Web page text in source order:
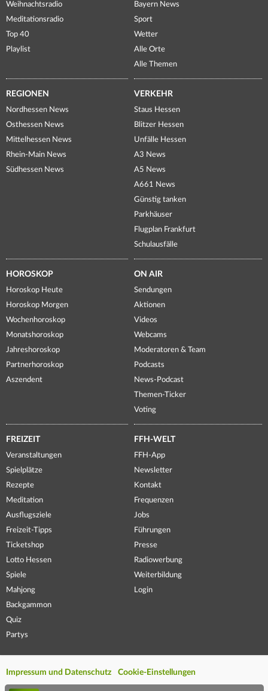
Weihnachtsradio
Meditationsradio
Top 40
Playlist
Bayern News
Sport
Wetter
Alle Orte
Alle Themen
REGIONEN
Nordhessen News
Osthessen News
Mittelhessen News
Rhein-Main News
Südhessen News
VERKEHR
Staus Hessen
Blitzer Hessen
Unfälle Hessen
A3 News
A5 News
A661 News
Günstig tanken
Parkhäuser
Flugplan Frankfurt
Schulausfälle
HOROSKOP
Horoskop Heute
Horoskop Morgen
Wochenhoroskop
Monatshoroskop
Jahreshoroskop
Partnerhoroskop
Aszendent
ON AIR
Sendungen
Aktionen
Videos
Webcams
Moderatoren & Team
Podcasts
News-Podcast
Themen-Ticker
Voting
FREIZEIT
Veranstaltungen
Spielplätze
Rezepte
Meditation
Ausflugsziele
Freizeit-Tipps
Ticketshop
Lotto Hessen
Spiele
Mahjong
Backgammon
Quiz
Partys
FFH-WELT
FFH-App
Newsletter
Kontakt
Frequenzen
Jobs
Führungen
Presse
Radiowerbung
Weiterbildung
Login
Impressum und Datenschutz Cookie-Einstellungen